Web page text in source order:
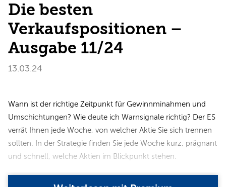
Die besten
Verkaufspositionen –
Ausgabe 11/24
13.03.24
Wann ist der richtige Zeitpunkt für Gewinnminahmen und
Umschichtungen? Wie deute ich Warnsignale richtig? Der ES
verrät Ihnen jede Woche, von welcher Aktie Sie sich trennen
sollten. In der Strategie finden Sie jede Woche kurz, prägnant
und schnell, welche Aktien im Blickpunkt stehen.